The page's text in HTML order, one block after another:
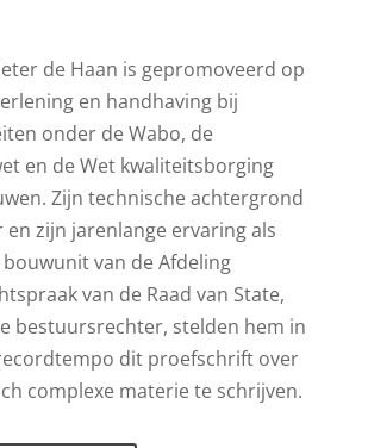
de Haan is gepromoveerd op
en handhaving bij
onder de Wabo, de
en de Wet kwaliteitsborging
Zijn technische achtergrond
en zijn jarenlange ervaring als
van de Afdeling
van de Raad van State,
bestuursrechter, stelden hem in
dit proefschrift over
complexe materie te schrijven.